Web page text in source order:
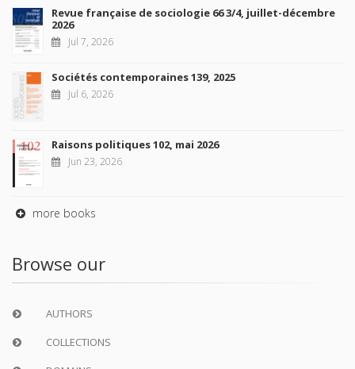
Revue française de sociologie 66 3/4, juillet-décembre
2026
Jul 7, 2026
Sociétés contemporaines 139, 2025
Jul 6, 2026
Raisons politiques 102, mai 2026
Jun 23, 2026
more books
Browse our
AUTHORS
COLLECTIONS